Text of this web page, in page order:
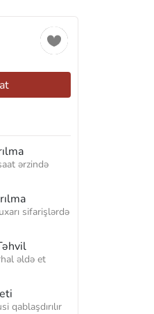
ərzində
sifarişlərdə
əldə et
qablaşdırılır